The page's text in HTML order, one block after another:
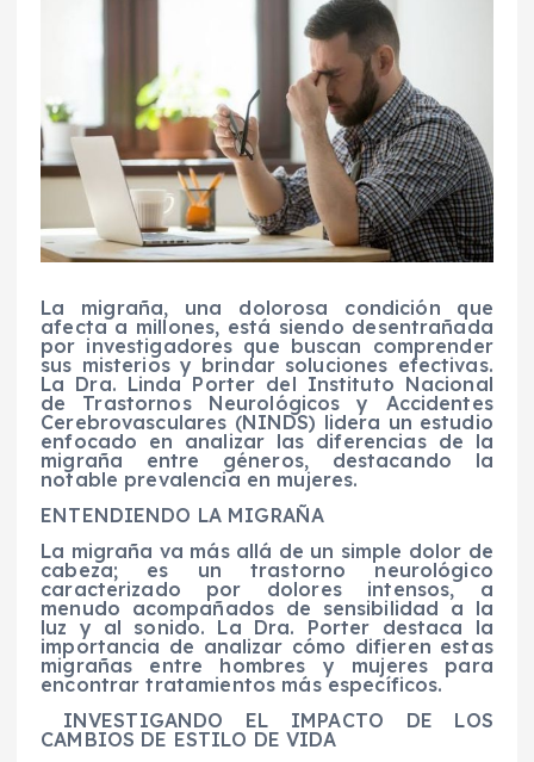
La migraña, una dolorosa condición que
afecta a millones, está siendo desentrañada
por investigadores que buscan comprender
sus misterios y brindar soluciones efectivas.
La Dra. Linda Porter del Instituto Nacional
de Trastornos Neurológicos y Accidentes
Cerebrovasculares (NINDS) lidera un estudio
enfocado en analizar las diferencias de la
migraña entre géneros, destacando la
notable prevalencia en mujeres.
ENTENDIENDO LA MIGRAÑA
La migraña va más allá de un simple dolor de
cabeza; es un trastorno neurológico
caracterizado por dolores intensos, a
menudo acompañados de sensibilidad a la
luz y al sonido. La Dra. Porter destaca la
importancia de analizar cómo difieren estas
migrañas entre hombres y mujeres para
encontrar tratamientos más específicos.
INVESTIGANDO EL IMPACTO DE LOS
CAMBIOS DE ESTILO DE VIDA